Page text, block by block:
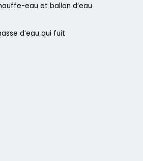
eau et ballon d’eau
d’eau qui fuit